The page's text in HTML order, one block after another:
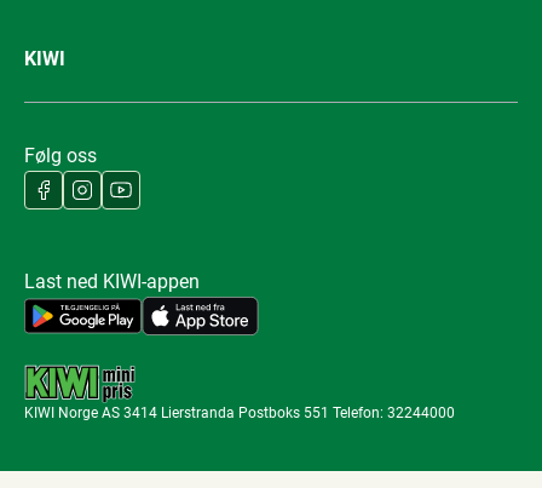
KIWI
Følg oss
Last ned KIWI-appen
KIWI Norge AS 3414 Lierstranda Postboks 551 Telefon: 32244000